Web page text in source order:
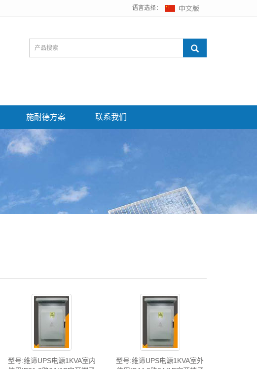
语言选择：
施耐德方案 联系我们
型号:维谛UPS电源1KVA室内
型号:维谛UPS电源1KVA室外